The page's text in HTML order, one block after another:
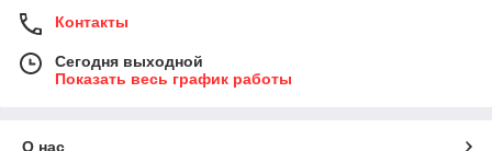
Контакты
Сегодня выходной
Показать весь график работы
О нас